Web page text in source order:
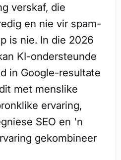
verskaf, die
en nie vir spam-
is nie. In die 2026
KI-ondersteunde
in Google-resultate
met menslike
ervaring,
SEO en 'n
gekombineer